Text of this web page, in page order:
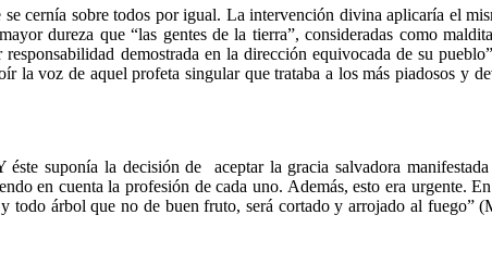
cernía sobre todos por igual. La intervención divina aplicaría el
dureza que “las gentes de la tierra”, consideradas como
demostrada en la dirección equivocada de su
la voz de aquel profeta singular que trataba a los más piadosos y
suponía la decisión de aceptar la gracia salvadora
en cuenta la profesión de cada uno. Además, esto era urgente.
todo árbol que no de buen fruto, será cortado y arrojado al fuego”